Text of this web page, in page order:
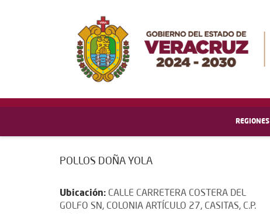
REGIONES
POLLOS DOÑA YOLA
Ubicación: CALLE CARRETERA COSTERA DEL
GOLFO SN, COLONIA ARTÍCULO 27, CASITAS, C.P.